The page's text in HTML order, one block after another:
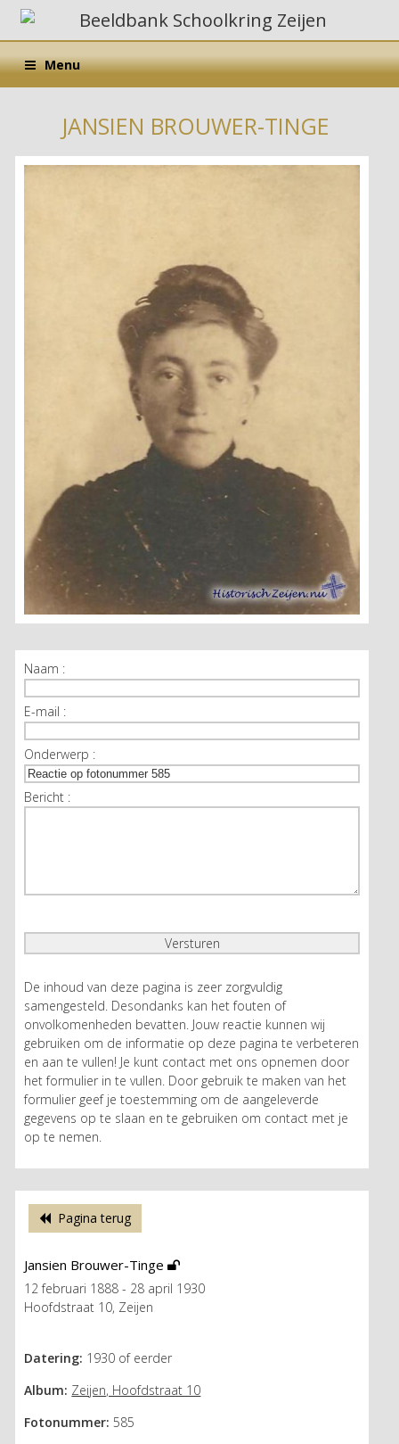
Menu
JANSIEN BROUWER-TINGE
Naam :
E-mail :
Onderwerp :
Bericht :
De inhoud van deze pagina is zeer zorgvuldig
samengesteld. Desondanks kan het fouten of
onvolkomenheden bevatten. Jouw reactie kunnen wij
gebruiken om de informatie op deze pagina te verbeteren
en aan te vullen! Je kunt contact met ons opnemen door
het formulier in te vullen. Door gebruik te maken van het
formulier geef je toestemming om de aangeleverde
gegevens op te slaan en te gebruiken om contact met je
op te nemen.
Pagina terug
Jansien Brouwer-Tinge
12 februari 1888 - 28 april 1930
Hoofdstraat 10, Zeijen
Datering: 1930 of eerder
Album: Zeijen, Hoofdstraat 10
Fotonummer: 585